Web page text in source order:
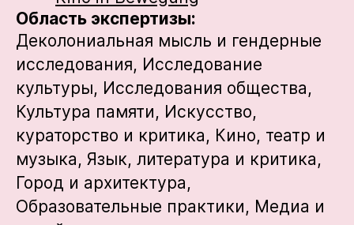
Область экспертизы:
Деколониальная мысль и гендерные
исследования, Исследование
культуры, Исследования общества,
Культура памяти, Искусство,
кураторство и критика, Кино, театр и
музыка, Язык, литература и критика,
Город и архитектура,
Образовательные практики, Медиа и